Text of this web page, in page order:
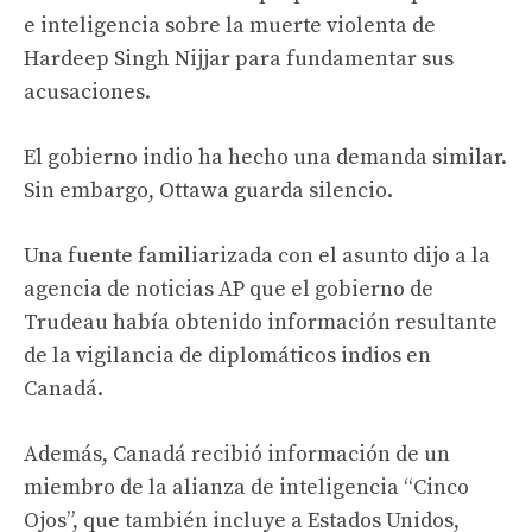
e inteligencia sobre la muerte violenta de
Hardeep Singh Nijjar para fundamentar sus
acusaciones.
El gobierno indio ha hecho una demanda similar.
Sin embargo, Ottawa guarda silencio.
Una fuente familiarizada con el asunto dijo a la
agencia de noticias AP que el gobierno de
Trudeau había obtenido información resultante
de la vigilancia de diplomáticos indios en
Canadá.
Además, Canadá recibió información de un
miembro de la alianza de inteligencia “Cinco
Ojos”, que también incluye a Estados Unidos,